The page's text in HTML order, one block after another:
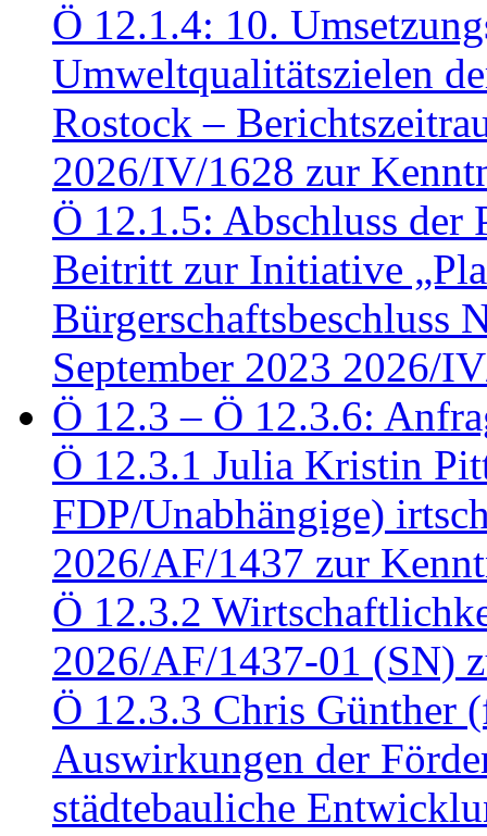
Ö 12.1.4: 10.
Umweltqualitätszielen
Rostock –
2026/IV/1628 zur
Ö 12.1.5: Abschluss der
Beitritt zur Initiative
Bürgerschaftsbeschluss
September 2023 2026/
Ö 12.3 – Ö 12.3.6:
Ö 12.3.1 Julia Kristin
FDP/Unabhängige)
2026/AF/1437 zur
Ö 12.3.2
2026/AF/1437-01 (SN)
Ö 12.3.3 Chris Günther
Auswirkungen der
städtebauliche